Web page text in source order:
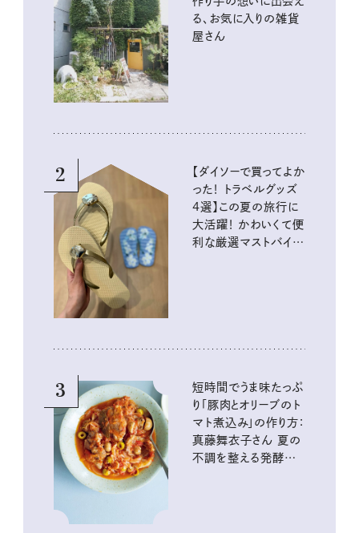
る、お気に入りの雑貨
屋さん
2
【ダイソーで買ってよか
った！ トラベルグッズ
4選】この夏の旅行に
大活躍！ かわいくて便
利な厳選マストバイア
3
短時間でうま味たっぷ
り「豚肉とオリーブのト
マト煮込み」の作り方：
真藤舞衣子さん 夏の
不調を整える発酵レ